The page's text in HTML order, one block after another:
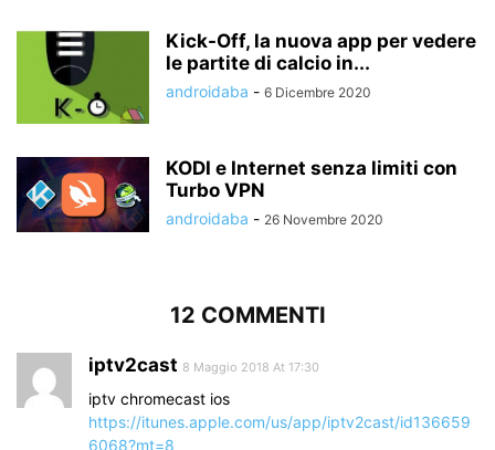
Kick-Off, la nuova app per vedere
le partite di calcio in...
androidaba - 6 Dicembre 2020
KODI e Internet senza limiti con
Turbo VPN
androidaba - 26 Novembre 2020
12 COMMENTI
iptv2cast 8 Maggio 2018 At 17:30
iptv chromecast ios
https://itunes.apple.com/us/app/iptv2cast/id136659
6068?mt=8